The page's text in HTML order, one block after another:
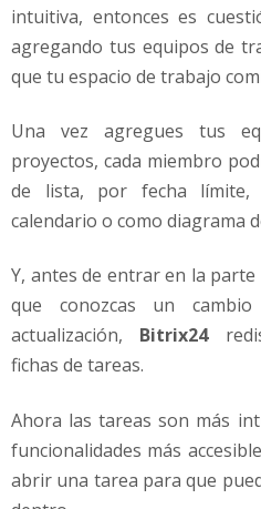
intuitiva, entonces es
agregando tus equipos de
que tu espacio de trabajo
Una vez agregues tus
proyectos, cada miembro
de lista, por fecha límite,
calendario o como diagrama
Y, antes de entrar en la
que conozcas un
actualización, Bitrix24
fichas de tareas.
Ahora las tareas son más
funcionalidades más
abrir una tarea para que